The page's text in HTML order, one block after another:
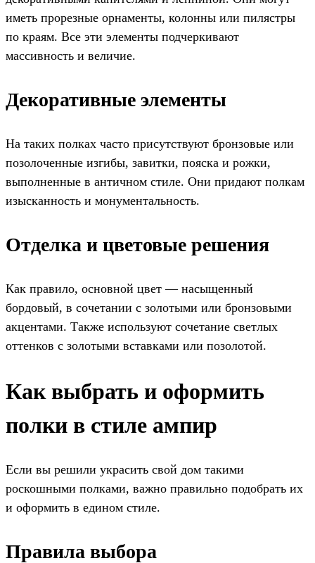
иметь прорезные орнаменты, колонны или пилястры
по краям. Все эти элементы подчеркивают
массивность и величие.
Декоративные элементы
На таких полках часто присутствуют бронзовые или
позолоченные изгибы, завитки, пояска и рожки,
выполненные в античном стиле. Они придают полкам
изысканность и монументальность.
Отделка и цветовые решения
Как правило, основной цвет — насыщенный
бордовый, в сочетании с золотыми или бронзовыми
акцентами. Также используют сочетание светлых
оттенков с золотыми вставками или позолотой.
Как выбрать и оформить
полки в стиле ампир
Если вы решили украсить свой дом такими
роскошными полками, важно правильно подобрать их
и оформить в едином стиле.
Правила выбора